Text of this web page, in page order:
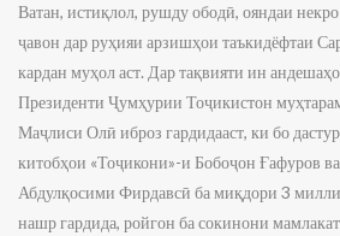
Ватан, истиқлол, рушду ободӣ, ояндаи
ҷавон дар руҳияи арзишҳои таъкидёфтаи
кардан муҳол аст. Дар тақвияти ин
Президенти Ҷумҳурии Тоҷикистон
Маҷлиси Олӣ иброз гардидааст, ки бо
китобҳои «Тоҷикони»-и Бобоҷон Ғафуров
Абдулқосими Фирдавсӣ ба миқдори 3
нашр гардида, ройгон ба сокинони